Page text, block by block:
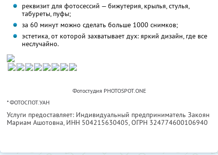
реквизит для фотосессий — бижутерия, крылья, стулья,
табуреты, пуфы;
за 60 минут можно сделать больше 1000 снимков;
эстетика, от которой захватывает дух: яркий дизайн, где все
неслучайно.
Фотостудия PHOTOSPOT.ONE
* ФОТОСПОТ.УАН
Услуги предоставляет: Индивидуальный предприниматель Закоян
Мариам Ашотовна, ИНН 504215630405, ОГРН 324774600106940